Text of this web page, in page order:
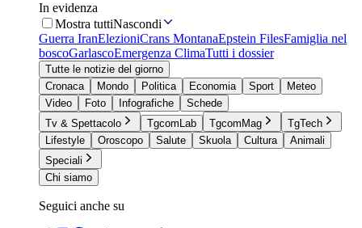
In evidenza
Mostra tuttiNascondi
Guerra IranElezioniCrans MontanaEpstein FilesFamiglia nel
boscoGarlascoEmergenza ClimaTutti i dossier
Tutte le notizie del giorno
Cronaca
Mondo Politica Economia Sport
Meteo
Video
Foto Infografiche
Schede
Tv & Spettacolo
TgcomLab TgcomMag
TgTech
Lifestyle
Oroscopo Salute Skuola Cultura
Animali
Speciali
Chi siamo
Seguici anche su